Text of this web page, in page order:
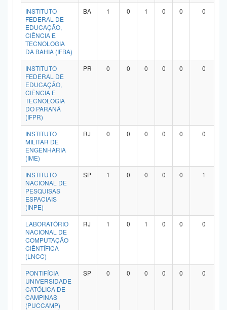
INSTITUTO
FEDERAL DE
EDUCAÇÃO,
CIÊNCIA E
TECNOLOGIA
DA BAHIA (IFBA)
BA 1 0 1 0 0 0
INSTITUTO
FEDERAL DE
EDUCAÇÃO,
CIÊNCIA E
TECNOLOGIA
DO PARANÁ
(IFPR)
PR 0 0 0 0 0 0
INSTITUTO
MILITAR DE
ENGENHARIA
(IME)
RJ 0 0 0 0 0 0
INSTITUTO
NACIONAL DE
PESQUISAS
ESPACIAIS
(INPE)
SP 1 0 0 0 0 1
LABORATÓRIO
NACIONAL DE
COMPUTAÇÃO
CIÊNTÍFICA
(LNCC)
RJ 1 0 1 0 0 0
PONTIFÍCIA
UNIVERSIDADE
CATÓLICA DE
CAMPINAS
(PUCCAMP)
SP 0 0 0 0 0 0